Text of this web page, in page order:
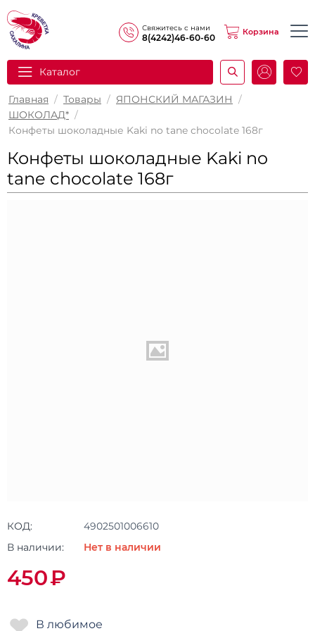
Свяжитесь с нами
8(4242)46-60-60
Корзина
Каталог
Главная / Товары / ЯПОНСКИЙ МАГАЗИН /
ШОКОЛАД* /
Конфеты шоколадные Kaki no tane chocolate 168г
Конфеты шоколадные Kaki no
tane chocolate 168г
КОД:
4902501006610
В наличии:
Нет в наличии
450₽